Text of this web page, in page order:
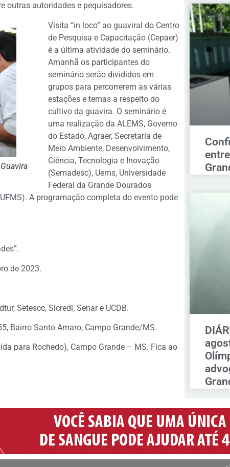
outras autoridades e pequisadores.
Visita “in loco” ao guaviral do Centro
de Pesquisa e Capacitação (Cepaer)
é a última atividade do seminário.
Amanhã os participantes do
seminário serão divididos em
grupos para percorrerem as várias
estações e temas a respeito do
cultivo da guavira. O seminário é
uma realização da ALEMS, Governo
do Estado, Agraer, Secretaria de
Meio Ambiente, Desenvolvimento,
Ciência, Tecnologia e Inovação
(Semadesc), Uems, Universidade
Federal da Grande Dourados
A programação completa do evento pode
de 2023.
Setescc, Sicredi, Senar e UCDB.
Bairro Santo Amaro, Campo Grande/MS.
para Rochedo), Campo Grande – MS. Fica ao